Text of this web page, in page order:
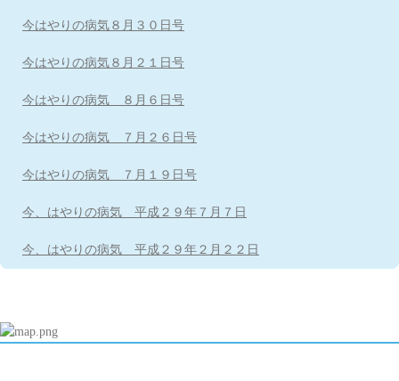
今はやりの病気８月３０日号
今はやりの病気８月２１日号
今はやりの病気 ８月６日号
今はやりの病気 ７月２６日号
今はやりの病気 ７月１９日号
今、はやりの病気 平成２９年７月７日
今、はやりの病気 平成２９年２月２２日